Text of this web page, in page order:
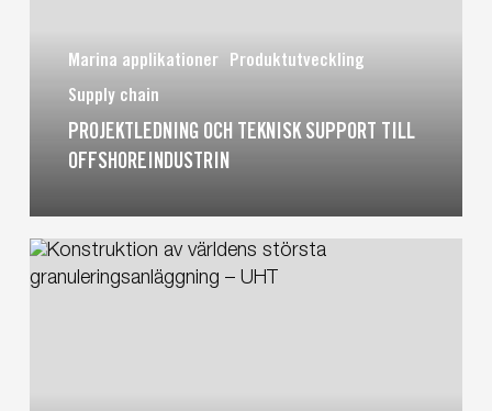
Marina applikationer
Produktutveckling
Supply chain
PROJEKTLEDNING OCH TEKNISK SUPPORT TILL
OFFSHOREINDUSTRIN
Konstruktion
av